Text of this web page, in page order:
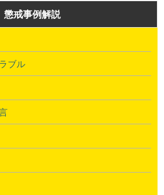
懲戒事例解説
ブル